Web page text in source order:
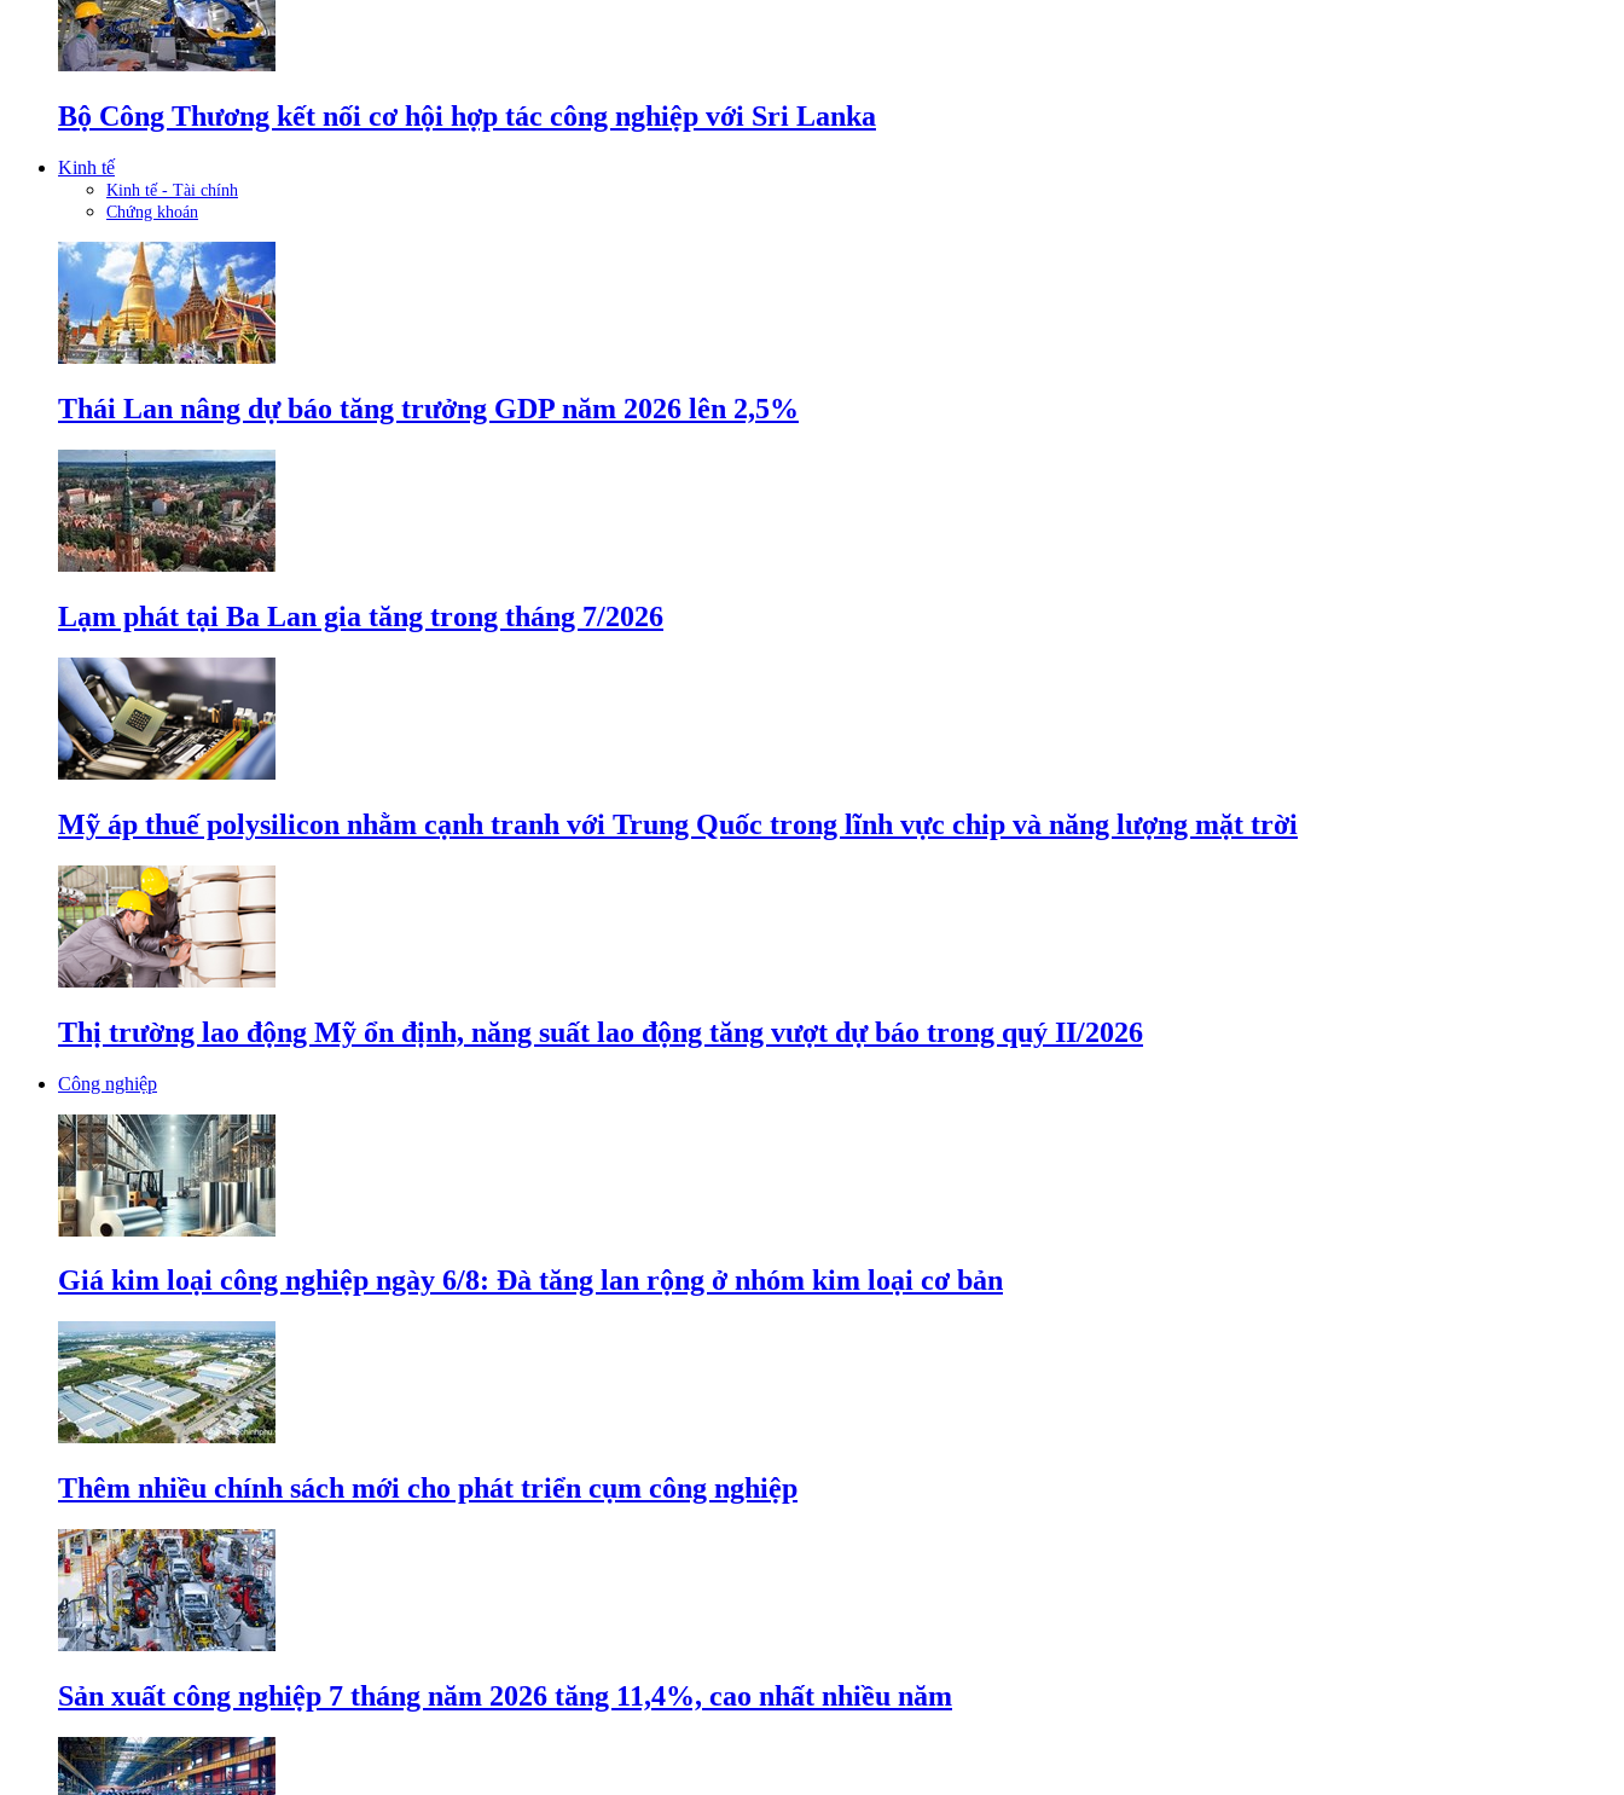
Bộ Công Thương kết nối cơ hội hợp tác công nghiệp với Sri Lanka
Kinh tế
Kinh tế - Tài chính
Chứng khoán
Thái Lan nâng dự báo tăng trưởng GDP năm 2026 lên 2,5%
Lạm phát tại Ba Lan gia tăng trong tháng 7/2026
Mỹ áp thuế polysilicon nhằm cạnh tranh với Trung Quốc trong lĩnh vực chip và năng lượng mặt trời
Thị trường lao động Mỹ ổn định, năng suất lao động tăng vượt dự báo trong quý II/2026
Công nghiệp
Giá kim loại công nghiệp ngày 6/8: Đà tăng lan rộng ở nhóm kim loại cơ bản
Thêm nhiều chính sách mới cho phát triển cụm công nghiệp
Sản xuất công nghiệp 7 tháng năm 2026 tăng 11,4%, cao nhất nhiều năm